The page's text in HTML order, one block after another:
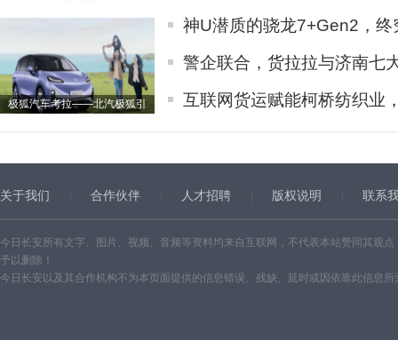
极狐汽车考拉——北汽极狐引
神U潜质的骁龙7+Gen2，终
警企联合，货拉拉与济南七
互联网货运赋能柯桥纺织业
关于我们 合作伙伴 人才招聘 版权说明 联系
今日长安所有文字、图片、视频、音频等资料均来自互联网，不代表本站赞同其观
予以删除！
今日长安以及其合作机构不为本页面提供的信息错误、残缺、延时或因依靠此信息